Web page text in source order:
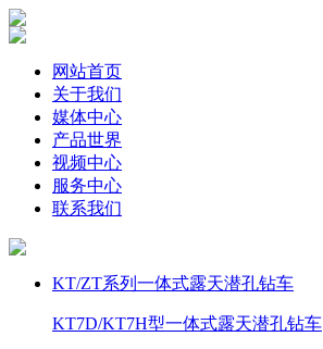
网站首页
关于我们
媒体中心
产品世界
视频中心
服务中心
联系我们
KT/ZT系列一体式露天潜孔钻车
KT7D/KT7H型一体式露天潜孔钻车